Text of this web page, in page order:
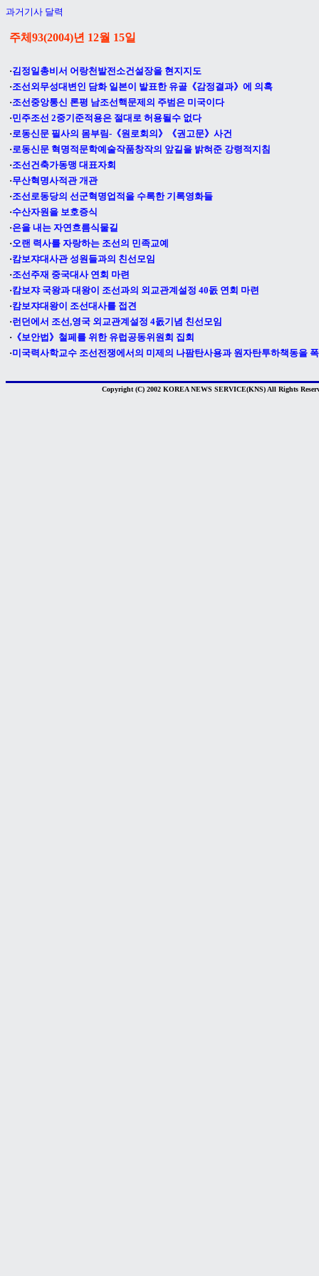
과거기사 달력
주체93(2004)년 12월 15일
·김정일총비서 어랑천발전소건설장을 현지지도
·조선외무성대변인 담화 일본이 발표한 유골《감정결과》에 의혹
·조선중앙통신 론평 남조선핵문제의 주범은 미국이다
·민주조선 2중기준적용은 절대로 허용될수 없다
·로동신문 필사의 몸부림-《원로회의》《권고문》사건
·로동신문 혁명적문학예술작품창작의 앞길을 밝혀준 강령적지침
·조선건축가동맹 대표자회
·무산혁명사적관 개관
·조선로동당의 선군혁명업적을 수록한 기록영화들
·수산자원을 보호증식
·은을 내는 자연흐름식물길
·오랜 력사를 자랑하는 조선의 민족교예
·캄보쟈대사관 성원들과의 친선모임
·조선주재 중국대사 연회 마련
·캄보쟈 국왕과 대왕이 조선과의 외교관계설정 40돐 연회 마련
·캄보쟈대왕이 조선대사를 접견
·런던에서 조선,영국 외교관계설정 4돐기념 친선모임
· 《보안법》철페를 위한 유럽공동위원회 집회
·미국력사학교수 조선전쟁에서의 미제의 나팜탄사용과 원자탄투하책동을
Copyright (C) 2002 KOREA NEWS SERVICE(KNS) All Rights